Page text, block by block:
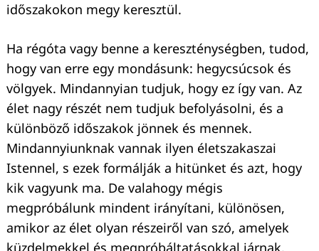
időszakokon megy keresztül.
Ha régóta vagy benne a kereszténységben, tudod,
hogy van erre egy mondásunk: hegycsúcsok és
völgyek. Mindannyian tudjuk, hogy ez így van. Az
élet nagy részét nem tudjuk befolyásolni, és a
különböző időszakok jönnek és mennek.
Mindannyiunknak vannak ilyen életszakaszai
Istennel, s ezek formálják a hitünket és azt, hogy
kik vagyunk ma. De valahogy mégis
megpróbálunk mindent irányítani, különösen,
amikor az élet olyan részeiről van szó, amelyek
küzdelmekkel és megpróbáltatásokkal járnak.